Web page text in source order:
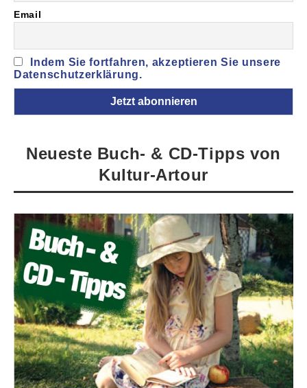
Email
Indem Sie fortfahren, akzeptieren Sie unsere
Datenschutzerklärung.
Neueste Buch- & CD-Tipps von
Kultur-Artour